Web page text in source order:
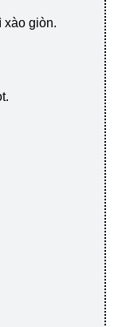
xào giòn.